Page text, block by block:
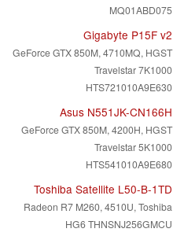
MQ01ABD075
Gigabyte P15F v2
GeForce GTX 850M, 4710MQ, HGST
Travelstar 7K1000
HTS721010A9E630
Asus N551JK-CN166H
GeForce GTX 850M, 4200H, HGST
Travelstar 5K1000
HTS541010A9E680
Toshiba Satellite L50-B-1TD
Radeon R7 M260, 4510U, Toshiba
HG6 THNSNJ256GMCU